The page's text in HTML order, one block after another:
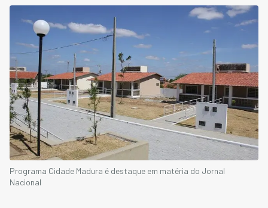
Programa Cidade Madura é destaque em matéria do Jornal
Nacional